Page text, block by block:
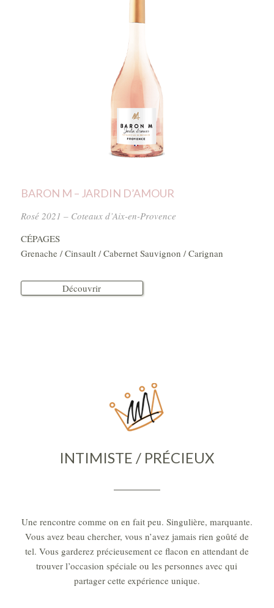
BARON M – JARDIN D’AMOUR
Rosé 2021 – Coteaux d’Aix-en-Provence
CÉPAGES
Grenache / Cinsault / Cabernet Sauvignon / Carignan
Découvrir
INTIMISTE / PRÉCIEUX
Une rencontre comme on en fait peu. Singulière, marquante.
Vous avez beau chercher, vous n’avez jamais rien goûté de
tel. Vous garderez précieusement ce flacon en attendant de
trouver l’occasion spéciale ou les personnes avec qui
partager cette expérience unique.